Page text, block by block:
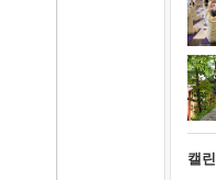
캘